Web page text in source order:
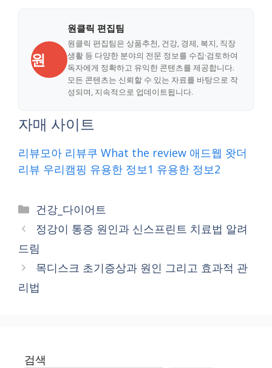
원
원클릭 편집팀
원클릭 편집팀은 상품추천, 건강, 경제, 복지, 직장
생활 등 다양한 분야의 전문 정보를 수집·검토하여
독자에게 정확하고 유익한 콘텐츠를 제공합니다.
모든 콘텐츠는 신뢰할 수 있는 자료를 바탕으로 작
성되며, 지속적으로 업데이트됩니다.
자매 사이트
리뷰모아 리뷰쿠 What the review 애드웹 왓더
리뷰 우리캠핑 유용한 정보1 유용한 정보2
Categories
건강_다이어트
정강이 통증 원인과 신스프린트 치료법 알려
드림
목디스크 초기증상과 원인 그리고 효과적 관
리법
검색